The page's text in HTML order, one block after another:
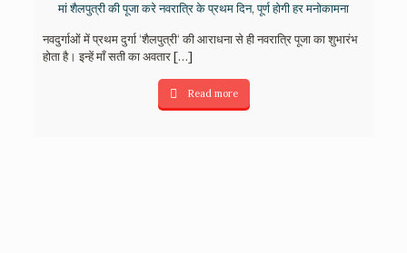
मां शैलपुत्री की पूजा करे नवरात्रि के प्रथम दिन, पूर्ण होगी हर मनोकामना
नवदुर्गाओं में प्रथम दुर्गा ‘शैलपुत्री‘ की आराधना से ही नवरात्रि पूजा का शुभारंभ
होता है। इन्हें माँ सती का अवतार[…]
Read more